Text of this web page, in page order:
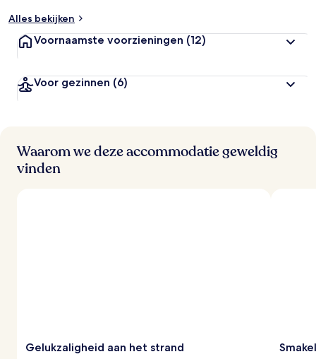
Alles bekijken
Voornaamste voorzieningen (12)
Voor gezinnen (6)
Waarom we deze accommodatie geweldig
vinden
Gelukzaligheid aan het strand